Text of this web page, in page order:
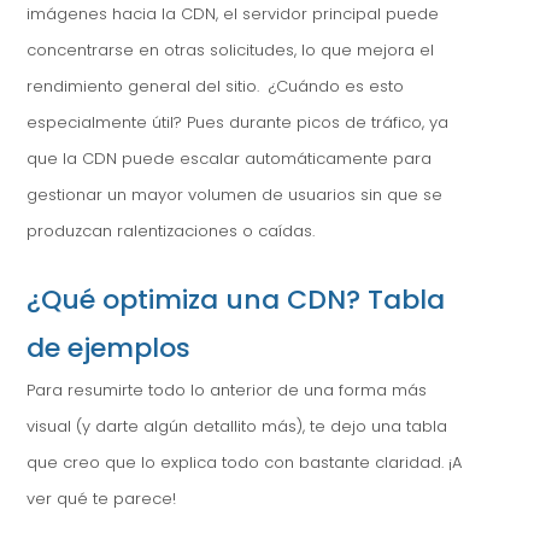
imágenes hacia la CDN, el servidor principal puede
concentrarse en otras solicitudes, lo que mejora el
rendimiento general del sitio. ¿Cuándo es esto
especialmente útil? Pues durante picos de tráfico, ya
que la CDN puede escalar automáticamente para
gestionar un mayor volumen de usuarios sin que se
produzcan ralentizaciones o caídas.
¿Qué optimiza una CDN? Tabla
de ejemplos
Para resumirte todo lo anterior de una forma más
visual (y darte algún detallito más), te dejo una tabla
que creo que lo explica todo con bastante claridad. ¡A
ver qué te parece!